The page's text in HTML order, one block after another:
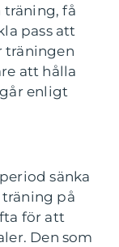
få
pass att
träningen
att hålla
enligt
sänka
på
för att
Den som